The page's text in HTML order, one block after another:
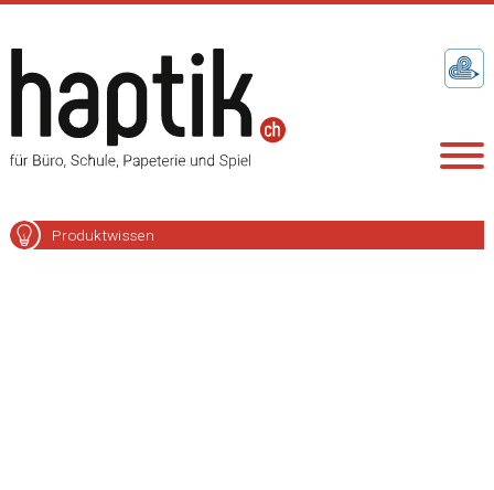
Produktwissen